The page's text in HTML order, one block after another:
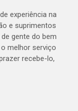
experiência na
e suprimentos
gente do bem
melhor serviço
recebe-lo,